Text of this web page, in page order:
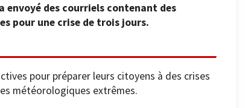
envoyé des courriels contenant des
pour une crise de trois jours.
pour préparer leurs citoyens à des crises
météorologiques extrêmes.